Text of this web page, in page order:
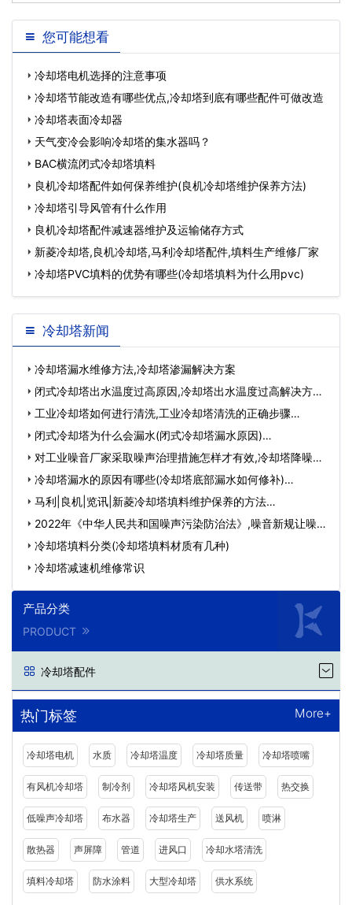
您可能想看
冷却塔电机选择的注意事项
冷却塔节能改造有哪些优点,冷却塔到底有哪些配件可做改造
冷却塔表面冷却器
天气变冷会影响冷却塔的集水器吗？
BAC横流闭式冷却塔填料
良机冷却塔配件如何保养维护(良机冷却塔维护保养方法)
冷却塔引导风管有什么作用
良机冷却塔配件减速器维护及运输储存方式
新菱冷却塔,良机冷却塔,马利冷却塔配件,填料生产维修厂家
冷却塔PVC填料的优势有哪些(冷却塔填料为什么用pvc)
冷却塔新闻
冷却塔漏水维修方法,冷却塔渗漏解决方案
闭式冷却塔出水温度过高原因,冷却塔出水温度过高解决方
法…工业冷却塔如何进行清洗,工业冷却塔清洗的正确步骤…
闭式冷却塔为什么会漏水(闭式冷却塔漏水原因)…
对工业噪音厂家采取噪声治理措施怎样才有效,冷却塔降噪厂
家…冷却塔漏水的原因有哪些(冷却塔底部漏水如何修补)…
马利|良机|览讯|新菱冷却塔填料维护保养的方法…
2022年《中华人民共和国噪声污染防治法》,噪音新规让噪声
污…冷却塔填料分类(冷却塔填料材质有几种)
冷却塔减速机维修常识
产品分类
PRODUCT
冷却塔配件
热门标签 More+
冷却塔电机 水质 冷却塔温度 冷却塔质量 冷却塔喷嘴
有风机冷却塔 制冷剂 冷却塔风机安装 传送带 热交换
低噪声冷却塔 布水器 冷却塔生产 送风机 喷淋
散热器 声屏障 管道 进风口 冷却水塔清洗
填料冷却塔 防水涂料 大型冷却塔 供水系统